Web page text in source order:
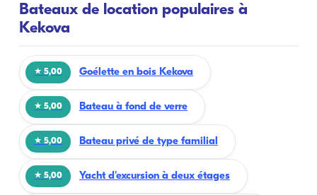
Bateaux de location populaires à
Kekova
★ 5,00 Goélette en bois Kekova
★ 5,00 Bateau à fond de verre
★ 5,00 Bateau privé de type familial
★ 5,00 Yacht d'excursion à deux étages